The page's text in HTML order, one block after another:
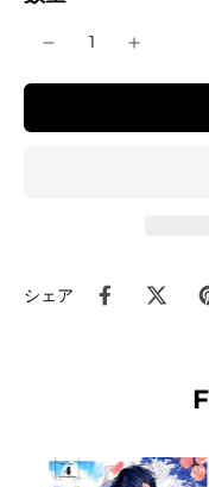
シェア